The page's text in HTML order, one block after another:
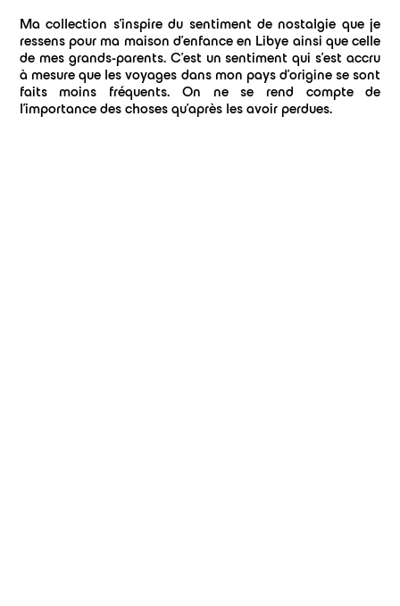
Ma collection s’inspire du sentiment de nostalgie que je
ressens pour ma maison d’enfance en Libye ainsi que celle
de mes grands-parents. C’est un sentiment qui s’est accru
à mesure que les voyages dans mon pays d’origine se sont
faits moins fréquents. On ne se rend compte de
l’importance des choses qu’après les avoir perdues.